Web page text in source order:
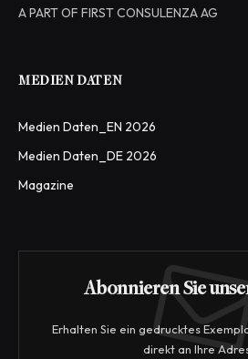
A PART OF FIRST CONSULENZA AG
MEDIEN DATEN
Medien Daten_EN 2026
Medien Daten_DE 2026
Magazine
Abonnieren Sie
Erhalten Sie ein gedrucktes
direkt an Ihre